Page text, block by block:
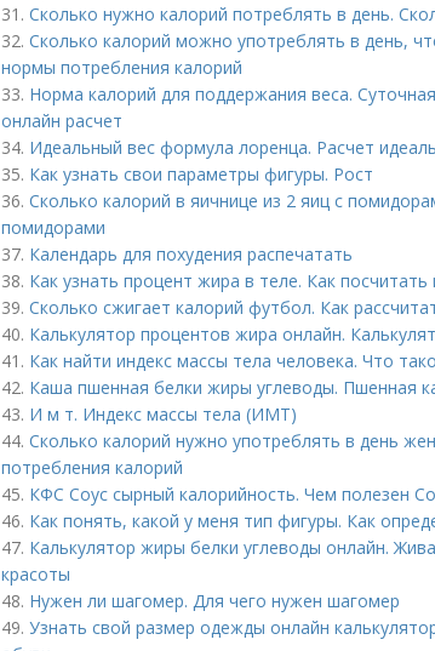
31. Сколько нужно калорий потреблять в день.
32. Сколько калорий можно употреблять в день,
нормы потребления калорий
33. Норма калорий для поддержания веса.
онлайн расчет
34. Идеальный вес формула лоренца. Расчет
35. Как узнать свои параметры фигуры. Рост
36. Сколько калорий в яичнице из 2 яиц с
помидорами
37. Календарь для похудения распечатать
38. Как узнать процент жира в теле. Как посчитать
39. Сколько сжигает калорий футбол. Как
40. Калькулятор процентов жира онлайн.
41. Как найти индекс массы тела человека. Что
42. Каша пшенная белки жиры углеводы. Пшенная
43. И м т. Индекс массы тела (ИМТ)
44. Сколько калорий нужно употреблять в день
потребления калорий
45. КФС Соус сырный калорийность. Чем полезен
46. Как понять, какой у меня тип фигуры. Как
47. Калькулятор жиры белки углеводы онлайн.
красоты
48. Нужен ли шагомер. Для чего нужен шагомер
49. Узнать свой размер одежды онлайн